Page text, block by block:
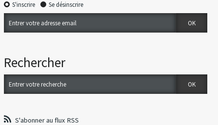
S'inscrire Se désinscrire
Rechercher
S'abonner au flux RSS